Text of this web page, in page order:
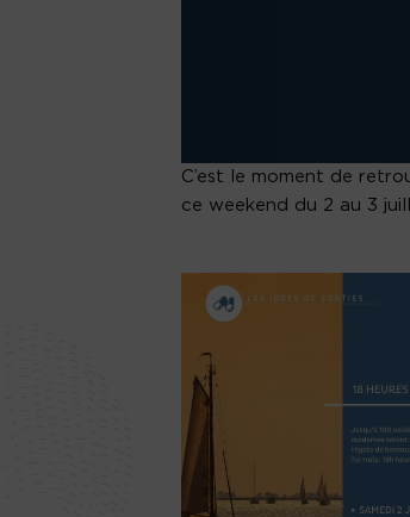
C’est le moment de
ce weekend du 2 au 3